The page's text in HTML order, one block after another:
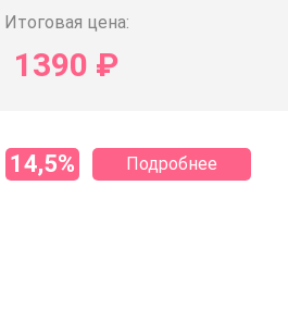
Итоговая цена:
1390 ₽
14,5% Подробнее